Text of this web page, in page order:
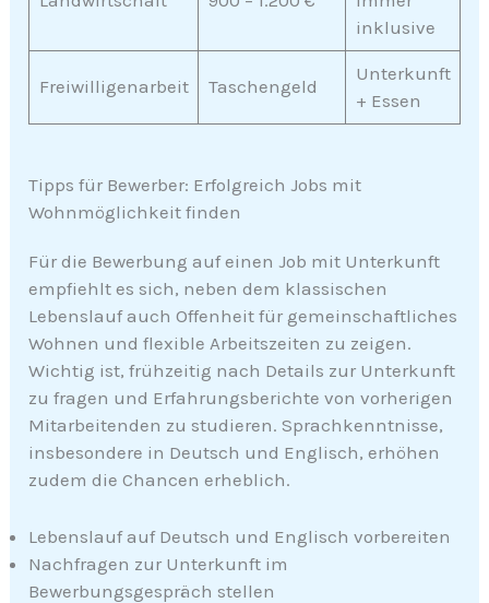
inklusive
Freiwilligenarbeit Taschengeld
Unterkunft
+ Essen
Tipps für Bewerber: Erfolgreich Jobs mit
Wohnmöglichkeit finden
Für die Bewerbung auf einen Job mit Unterkunft
empfiehlt es sich, neben dem klassischen
Lebenslauf auch Offenheit für gemeinschaftliches
Wohnen und flexible Arbeitszeiten zu zeigen.
Wichtig ist, frühzeitig nach Details zur Unterkunft
zu fragen und Erfahrungsberichte von vorherigen
Mitarbeitenden zu studieren. Sprachkenntnisse,
insbesondere in Deutsch und Englisch, erhöhen
zudem die Chancen erheblich.
Lebenslauf auf Deutsch und Englisch vorbereiten
Nachfragen zur Unterkunft im
Bewerbungsgespräch stellen